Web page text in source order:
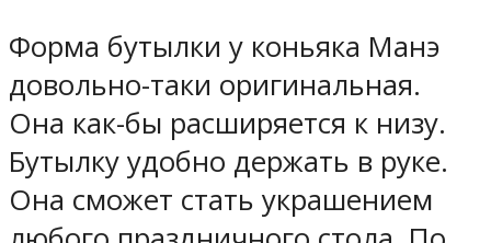
Форма бутылки у коньяка Манэ
довольно-таки оригинальная.
Она как-бы расширяется к низу.
Бутылку удобно держать в руке.
Она сможет стать украшением